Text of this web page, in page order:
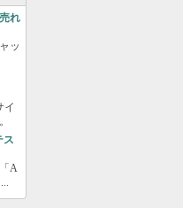
れ
ッ
イ
ス
A